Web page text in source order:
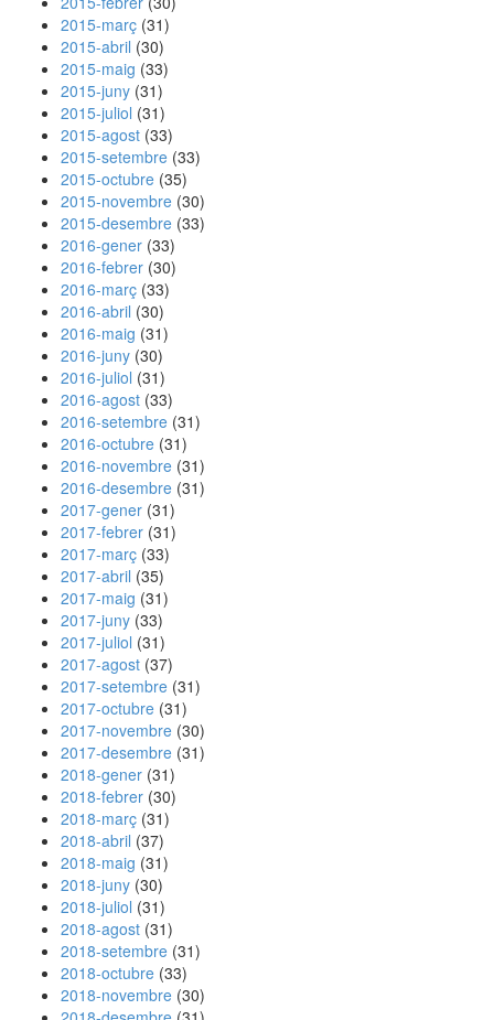
2015-març (31)
2015-abril (30)
2015-maig (33)
2015-juny (31)
2015-juliol (31)
2015-agost (33)
2015-setembre (33)
2015-octubre (35)
2015-novembre (30)
2015-desembre (33)
2016-gener (33)
2016-febrer (30)
2016-març (33)
2016-abril (30)
2016-maig (31)
2016-juny (30)
2016-juliol (31)
2016-agost (33)
2016-setembre (31)
2016-octubre (31)
2016-novembre (31)
2016-desembre (31)
2017-gener (31)
2017-febrer (31)
2017-març (33)
2017-abril (35)
2017-maig (31)
2017-juny (33)
2017-juliol (31)
2017-agost (37)
2017-setembre (31)
2017-octubre (31)
2017-novembre (30)
2017-desembre (31)
2018-gener (31)
2018-febrer (30)
2018-març (31)
2018-abril (37)
2018-maig (31)
2018-juny (30)
2018-juliol (31)
2018-agost (31)
2018-setembre (31)
2018-octubre (33)
2018-novembre (30)